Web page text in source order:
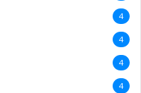
4
4
4
4